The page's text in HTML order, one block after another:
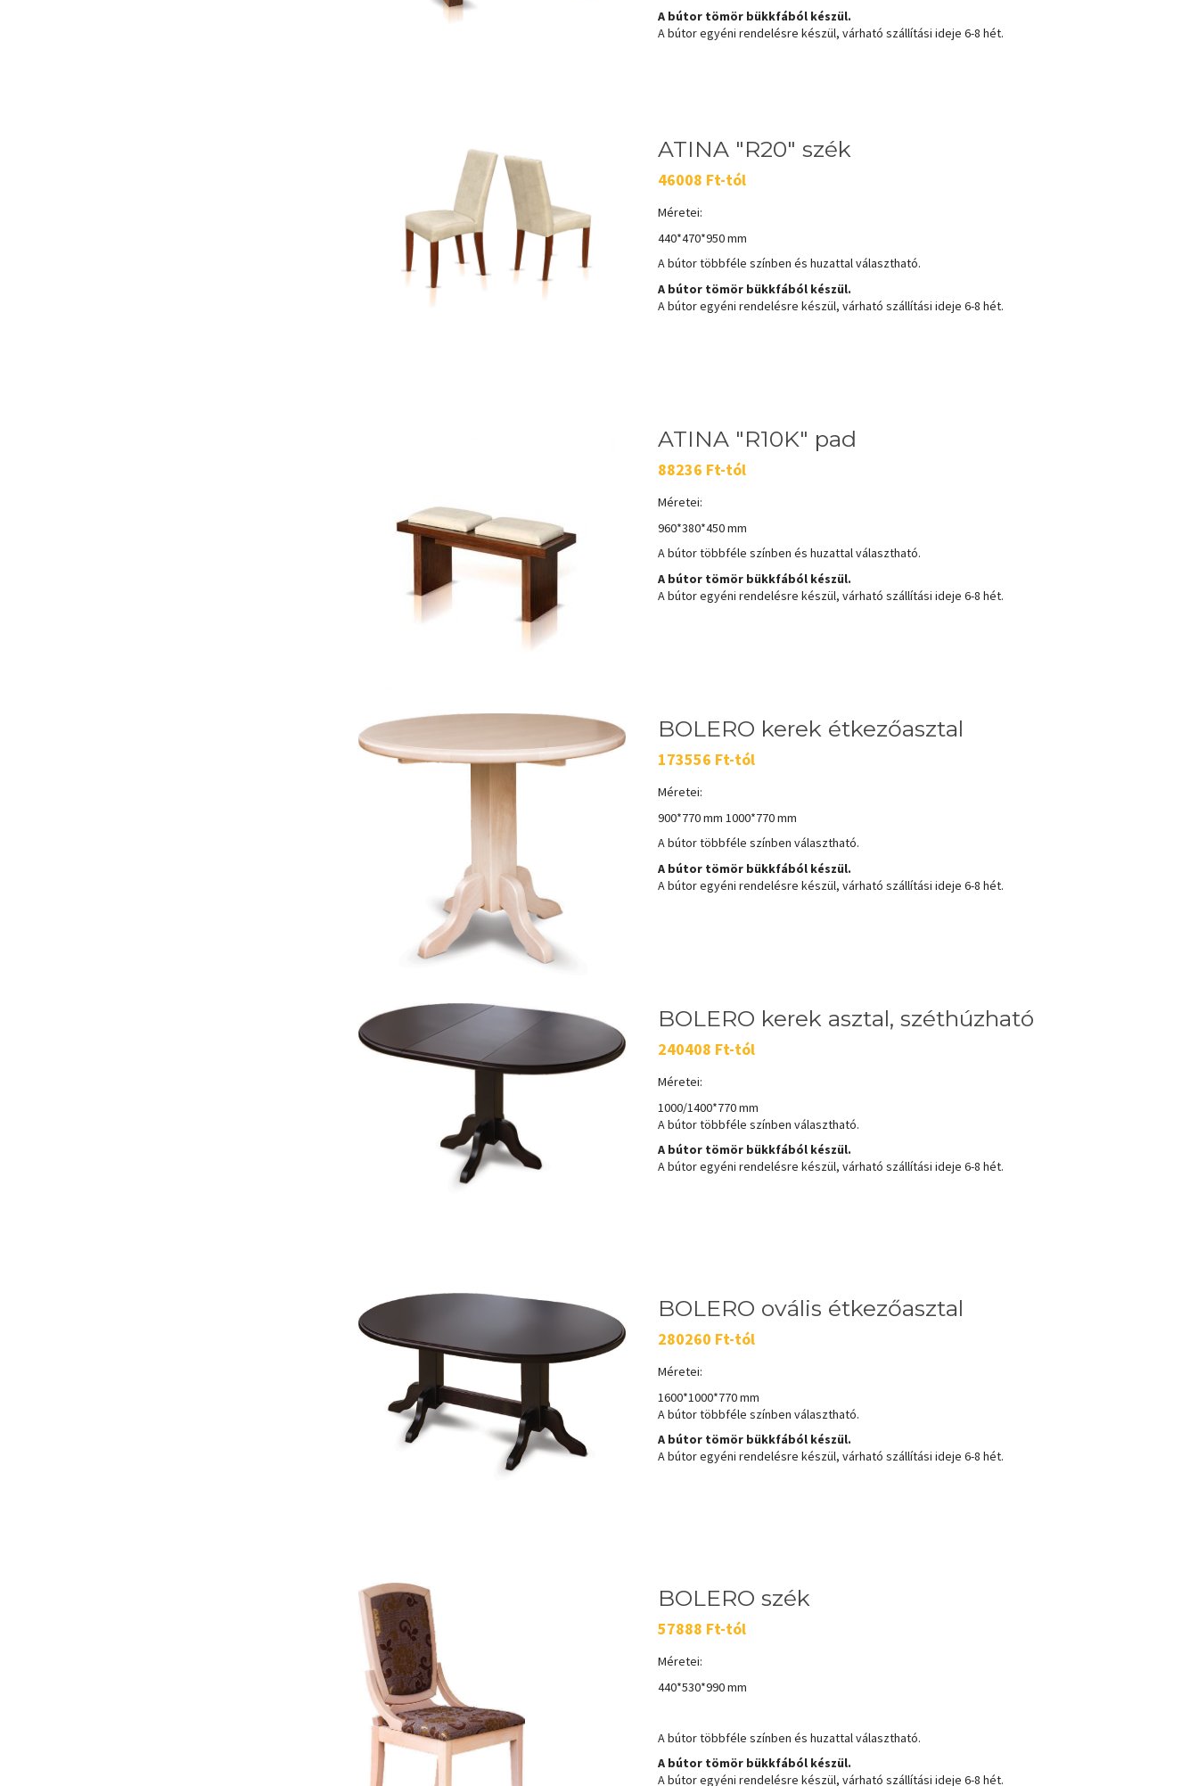
A bútor tömör bükkfából készül.
A bútor egyéni rendelésre készül, várható szállítási ideje 6-8 hét.
ATINA "R20" szék
46008 Ft-tól
Méretei:
440*470*950 mm
A bútor többféle színben és huzattal választható.
A bútor tömör bükkfából készül.
A bútor egyéni rendelésre készül, várható szállítási ideje 6-8 hét.
ATINA "R10K" pad
88236 Ft-tól
Méretei:
960*380*450 mm
A bútor többféle színben és huzattal választható.
A bútor tömör bükkfából készül.
A bútor egyéni rendelésre készül, várható szállítási ideje 6-8 hét.
BOLERO kerek étkezőasztal
173556 Ft-tól
Méretei:
900*770 mm 1000*770 mm
A bútor többféle színben választható.
A bútor tömör bükkfából készül.
A bútor egyéni rendelésre készül, várható szállítási ideje 6-8 hét.
BOLERO kerek asztal, széthúzható
240408 Ft-tól
Méretei:
1000/1400*770 mm
A bútor többféle színben választható.
A bútor tömör bükkfából készül.
A bútor egyéni rendelésre készül, várható szállítási ideje 6-8 hét.
BOLERO ovális étkezőasztal
280260 Ft-tól
Méretei:
1600*1000*770 mm
A bútor többféle színben választható.
A bútor tömör bükkfából készül.
A bútor egyéni rendelésre készül, várható szállítási ideje 6-8 hét.
BOLERO szék
57888 Ft-tól
Méretei:
440*530*990 mm
A bútor többféle színben és huzattal választható.
A bútor tömör bükkfából készül.
A bútor egyéni rendelésre készül, várható szállítási ideje 6-8 hét.